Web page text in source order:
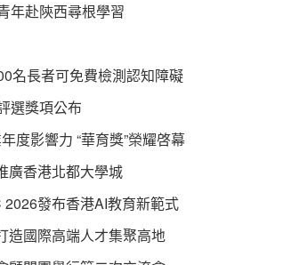
年赴陝西尋根學習
長者可免費檢測認知障礙
選獎項公布
度影響力 “華育獎”榮耀啓幕
廣香港北都大學城
發布香港AI教育新範式
造國際高端人才集聚高地